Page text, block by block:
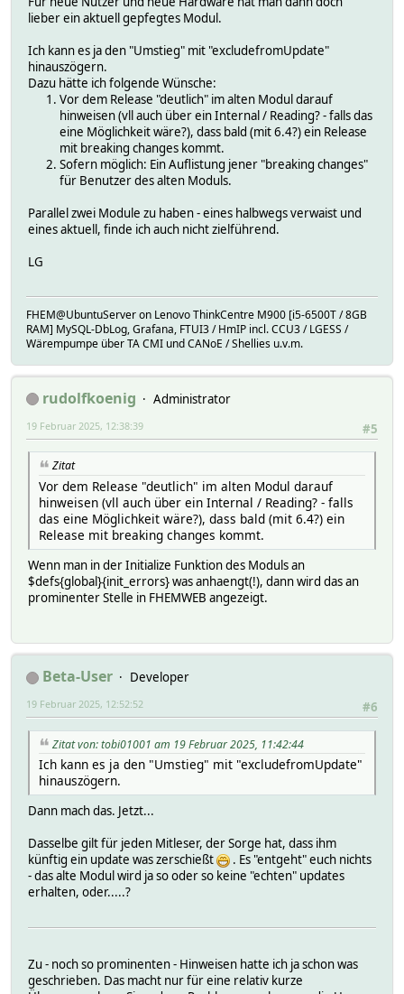
lieber ein aktuell gepfegtes Modul.
Ich kann es ja den "Umstieg" mit "excludefromUpdate"
hinauszögern.
Dazu hätte ich folgende Wünsche:
Vor dem Release "deutlich" im alten Modul darauf
hinweisen (vll auch über ein Internal / Reading? - falls das
eine Möglichkeit wäre?), dass bald (mit 6.4?) ein Release
mit breaking changes kommt.
Sofern möglich: Ein Auflistung jener "breaking changes"
für Benutzer des alten Moduls.
Parallel zwei Module zu haben - eines halbwegs verwaist und
eines aktuell, finde ich auch nicht zielführend.
LG
FHEM@UbuntuServer on Lenovo ThinkCentre M900 [i5-6500T / 8GB
RAM] MySQL-DbLog, Grafana, FTUI3 / HmIP incl. CCU3 / LGESS /
Wärempumpe über TA CMI und CANoE / Shellies u.v.m.
rudolfkoenig
Administrator
#5
19 Februar 2025, 12:38:39
Zitat
Vor dem Release "deutlich" im alten Modul darauf
hinweisen (vll auch über ein Internal / Reading? - falls
das eine Möglichkeit wäre?), dass bald (mit 6.4?) ein
Release mit breaking changes kommt.
Wenn man in der Initialize Funktion des Moduls an
$defs{global}{init_errors} was anhaengt(!), dann wird das an
prominenter Stelle in FHEMWEB angezeigt.
Beta-User
Developer
#6
19 Februar 2025, 12:52:52
Zitat von: tobi01001 am 19 Februar 2025, 11:42:44
Ich kann es ja den "Umstieg" mit "excludefromUpdate"
hinauszögern.
Dann mach das. Jetzt...
Dasselbe gilt für jeden Mitleser, der Sorge hat, dass ihm
künftig ein update was zerschießt
. Es "entgeht" euch nichts
- das alte Modul wird ja so oder so keine "echten" updates
erhalten, oder.....?
Zu - noch so prominenten - Hinweisen hatte ich ja schon was
geschrieben. Das macht nur für eine relativ kurze